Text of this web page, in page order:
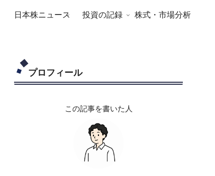
日本株ニュース 投資の記録 株式・市場分析
プロフィール
この記事を書いた人